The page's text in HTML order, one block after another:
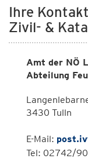
Ihre
Zivil- &
Amt der NÖ
Abteilung
3430 Tulln
E-Mail:
Tel: 02742/